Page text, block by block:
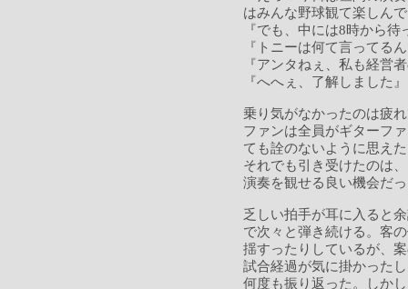
はみんな野球観て楽しん
『でも、中には8時から
『トニーは何て言ってる
『アンタねぇ、私も経営
『へへぇ、了解しました』
乗り気がなかったのは疲
ファンは全員がギターフ
ても詮のないように思え
それでも引き受けたのは
演奏を観せる良い機会だ
乏しい拍手が耳に入ると
で次々と弾き続ける。客
揺すったりしているが、
試合経過が気に掛かった
何度も振り返った。しか